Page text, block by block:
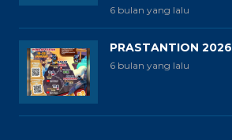
6 bulan yang lalu
PRASTANTION 2026
6 bulan yang lalu